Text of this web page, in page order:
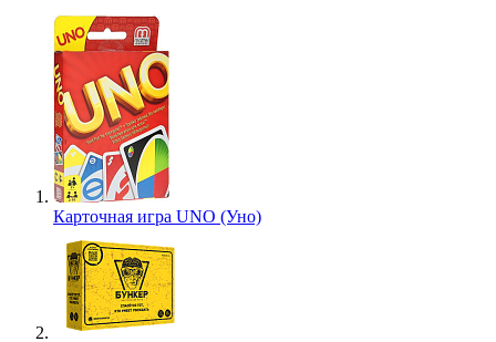
Карточная игра UNO (Уно)